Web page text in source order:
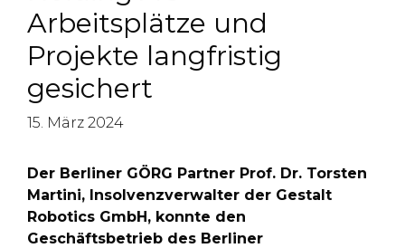
Arbeitsplätze und
Projekte langfristig
gesichert
15. März 2024
Der Berliner GÖRG Partner Prof. Dr. Torsten
Martini, Insolvenzverwalter der Gestalt
Robotics GmbH, konnte den
Geschäftsbetrieb des Berliner